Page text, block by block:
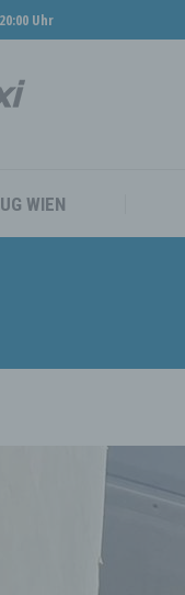
Uhr
WIEN